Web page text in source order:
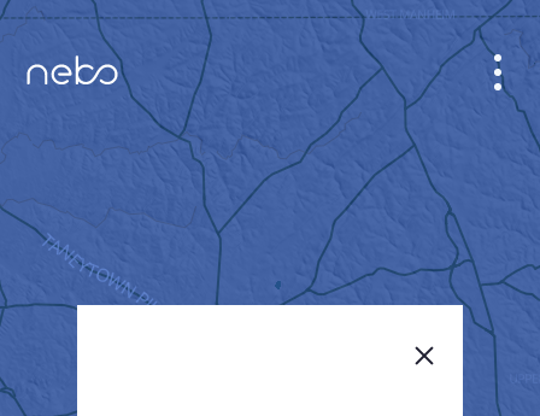
GABINETE
PLANO DE LA CIUDAD
SENSOR NEBO
QUIÉNES SOMOS